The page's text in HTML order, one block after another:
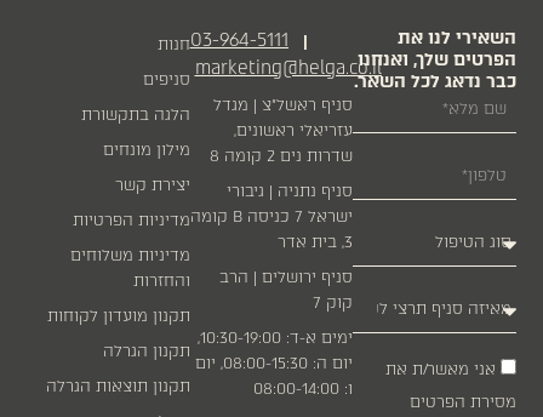
03-964-5111 |
marketing@helga.co.il
סניף ראשל״צ | מגדל
עזריאלי ראשונים,
שדרות נים 2 קומה 8
סניף נתניה | גיבורי
ישראל 7 כניסה B קומה
3, בית אדר
סניף ירושלים | הרב
קוק 7
ימים א-ד: 10:30-19:00,
יום ה: 08:00-15:30, יום
ו: 08:00-14:00
חנות
סניפים
הלגה בתקשורת
מילון מונחים
יצירת קשר
מדיניות הפרטיות
מדיניות משלוחים
והחזרות
תקנון מועדון לקוחות
תקנון הגרלה
תקנון תוצאות הגרלה
השאירי לנו את
הפרטים שלך, ואנחנו
כבר נדאג לכל השאר.
אני מאשר/ת את
מסירת הפרטים